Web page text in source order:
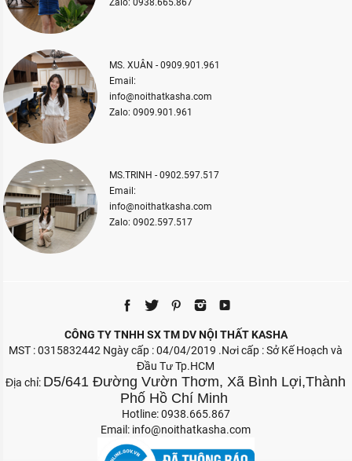
Zalo: 0938.665.867
MS. XUÂN - 0909.901.961
Email:
info@noithatkasha.com
Zalo: 0909.901.961
MS.TRINH - 0902.597.517
Email:
info@noithatkasha.com
Zalo: 0902.597.517
CÔNG TY TNHH SX TM DV NỘI THẤT KASHA
MST : 0315832442 Ngày cấp : 04/04/2019 .Nơi cấp : Sở Kế Hoạch và
Đầu Tư Tp.HCM
Địa chỉ: D5/641 Đường Vườn Thơm, Xã Bình Lợi,Thành
Phố Hồ Chí Minh
Hotline: 0938.665.867
Email: info@noithatkasha.com